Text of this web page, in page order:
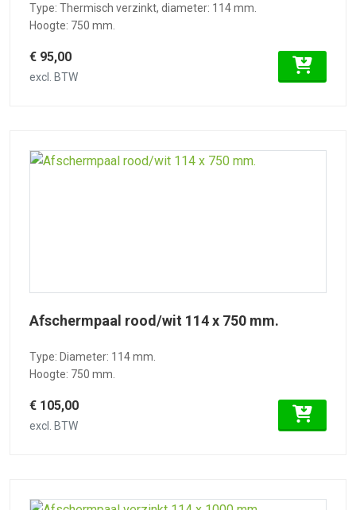
Type: Thermisch verzinkt, diameter: 114 mm.
Hoogte: 750 mm.
€ 95,00
excl. BTW
Afschermpaal rood/wit 114 x 750 mm.
Type: Diameter: 114 mm.
Hoogte: 750 mm.
€ 105,00
excl. BTW